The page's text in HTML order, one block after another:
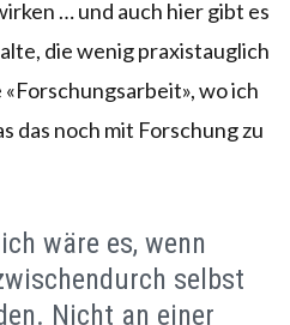
… und auch hier gibt es
die wenig praxistauglich
wo ich
das noch mit Forschung zu
wäre es, wenn
selbst
Nicht an einer